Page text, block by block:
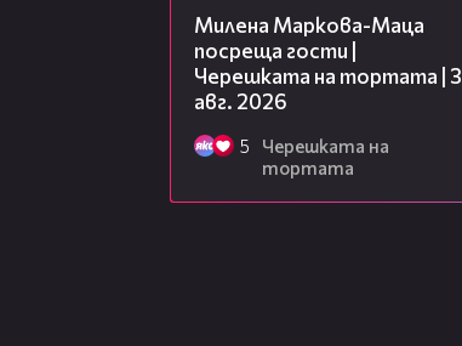
Милена Маркова-Маца
посреща гости |
Черешката на тортата | 3
авг. 2026
5
Черешката на
тортата